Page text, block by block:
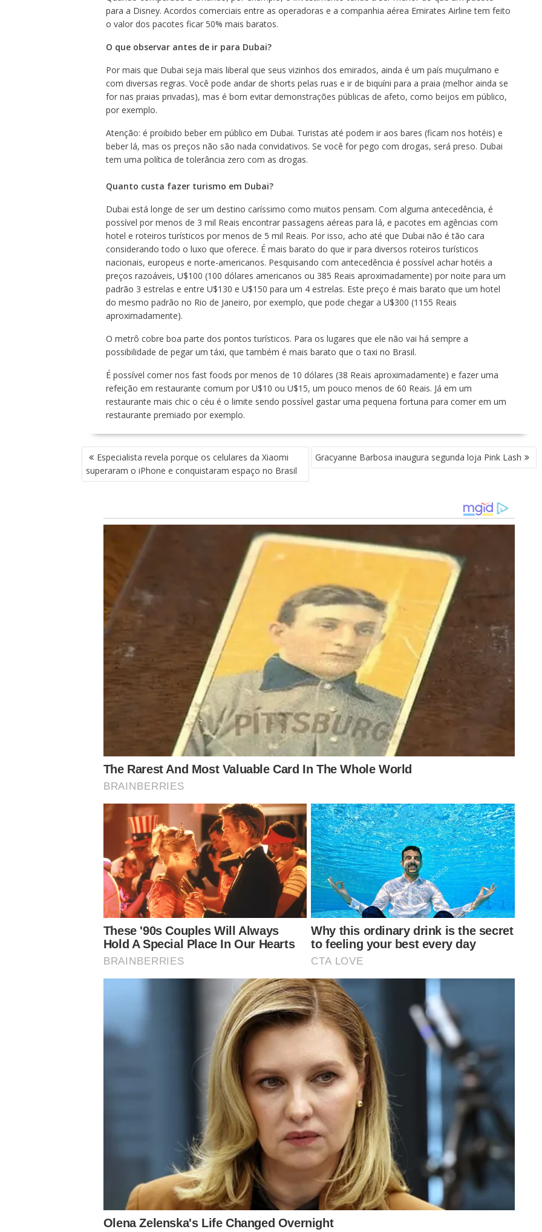
para a Disney. Acordos comerciais entre as operadoras e a companhia aérea Emirates Airline tem feito
o valor dos pacotes ficar 50% mais baratos.
O que observar antes de ir para Dubai?
Por mais que Dubai seja mais liberal que seus vizinhos dos emirados, ainda é um país muçulmano e
com diversas regras. Você pode andar de shorts pelas ruas e ir de biquíni para a praia (melhor ainda se
for nas praias privadas), mas é bom evitar demonstrações públicas de afeto, como beijos em público,
por exemplo.
Atenção: é proibido beber em público em Dubai. Turistas até podem ir aos bares (ficam nos hotéis) e
beber lá, mas os preços não são nada convidativos. Se você for pego com drogas, será preso. Dubai
tem uma política de tolerância zero com as drogas.
Quanto custa fazer turismo em Dubai?
Dubai está longe de ser um destino caríssimo como muitos pensam. Com alguma antecedência, é
possível por menos de 3 mil Reais encontrar passagens aéreas para lá, e pacotes em agências com
hotel e roteiros turísticos por menos de 5 mil Reais. Por isso, acho até que Dubai não é tão cara
considerando todo o luxo que oferece. É mais barato do que ir para diversos roteiros turísticos
nacionais, europeus e norte-americanos. Pesquisando com antecedência é possível achar hotéis a
preços razoáveis, U$100 (100 dólares americanos ou 385 Reais aproximadamente) por noite para um
padrão 3 estrelas e entre U$130 e U$150 para um 4 estrelas. Este preço é mais barato que um hotel
do mesmo padrão no Rio de Janeiro, por exemplo, que pode chegar a U$300 (1155 Reais
aproximadamente).
O metrô cobre boa parte dos pontos turísticos. Para os lugares que ele não vai há sempre a
possibilidade de pegar um táxi, que também é mais barato que o taxi no Brasil.
É possível comer nos fast foods por menos de 10 dólares (38 Reais aproximadamente) e fazer uma
refeição em restaurante comum por U$10 ou U$15, um pouco menos de 60 Reais. Já em um
restaurante mais chic o céu é o limite sendo possível gastar uma pequena fortuna para comer em um
restaurante premiado por exemplo.
N
A
V
Especialista revela porque os celulares da Xiaomi
superaram o iPhone e conquistaram espaço no Brasil
Gracyanne Barbosa inaugura segunda loja Pink Lash